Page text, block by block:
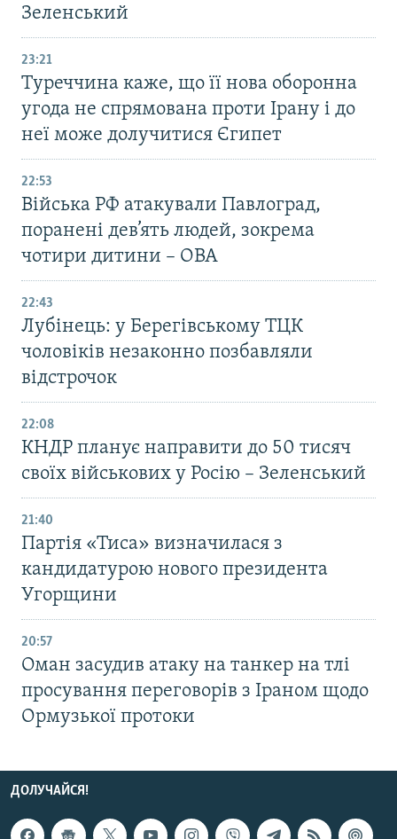
Зеленський
23:21
Туреччина каже, що її нова оборонна
угода не спрямована проти Ірану і до
неї може долучитися Єгипет
22:53
Війська РФ атакували Павлоград,
поранені дев’ять людей, зокрема
чотири дитини – ОВА
22:43
Лубінець: у Берегівському ТЦК
чоловіків незаконно позбавляли
відстрочок
22:08
КНДР планує направити до 50 тисяч
своїх військових у Росію – Зеленський
21:40
Партія «Тиса» визначилася з
кандидатурою нового президента
Угорщини
20:57
Оман засудив атаку на танкер на тлі
просування переговорів з Іраном щодо
Ормузької протоки
ДОЛУЧАЙСЯ!